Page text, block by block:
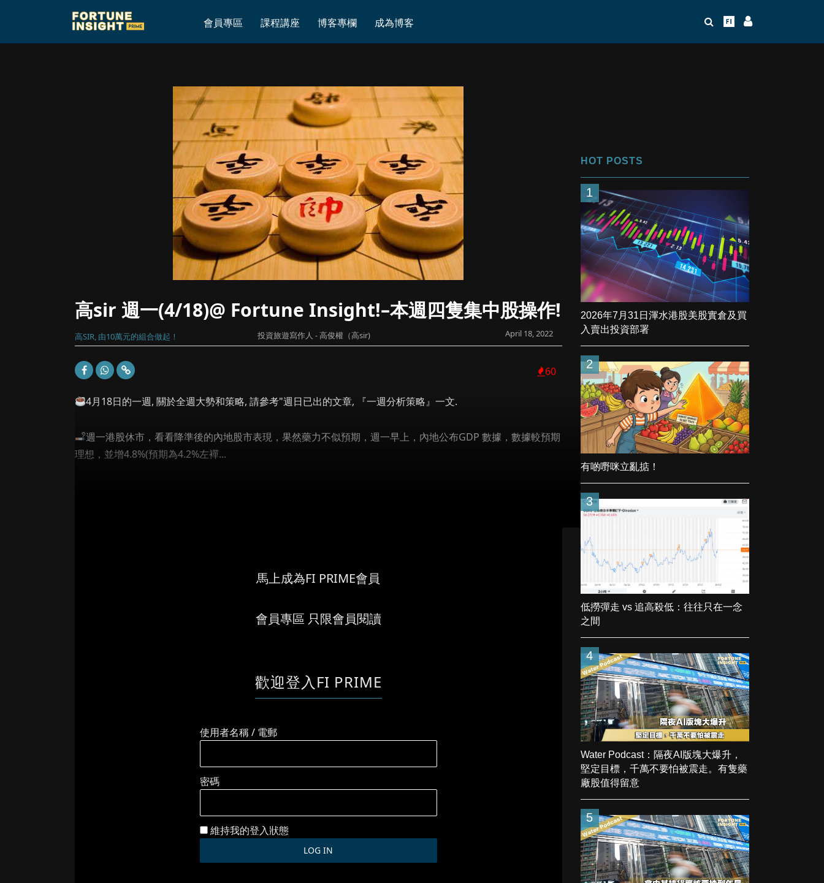
會員專區 課程講座 博客專欄 成為博客
高sir 週一(4/18)@ Fortune Insight!–本週四隻集中股操作!
高sir 週一(4/18)@ Fortune Insight!–本週四隻集中股操作!
高SIR, 由10萬元的組合做起！ 投資旅遊寫作人 - 高俊權（高sir) April 18, 2022
60
4月18日的一週, 關於全週大勢和策略, 請參考"週日已出的文章, 『一週分析策略』一文.
週一港股休市，看看降準後的內地股市表現，果然藥力不似預期，週一早上，內地公布GDP 數據，數據較預期
理想，並增4.8%(預期為4.2%左襌...
馬上成為FI PRIME會員
會員專區 只限會員閱讀
歡迎登入FI PRIME
使用者名稱 / 電郵
密碼
維持我的登入狀態
HOT POSTS
1
2026年7月31日渾水港股美股實倉及買
入賣出投資部署
2
有啲嘢咪立亂掂！
3
低撈彈走 vs 追高殺低：往往只在一念
之間
4
Water Podcast：隔夜AI版塊大爆升，
堅定目標，千萬不要怕被震走。有隻藥
廠股值得留意
5